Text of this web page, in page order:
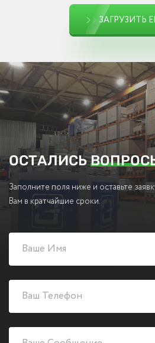
ЗАГРУЗИТЬ
ОСТАЛИСЬ
Заполните поля ниже и оставьте
Вам в кратчайшие сроки.